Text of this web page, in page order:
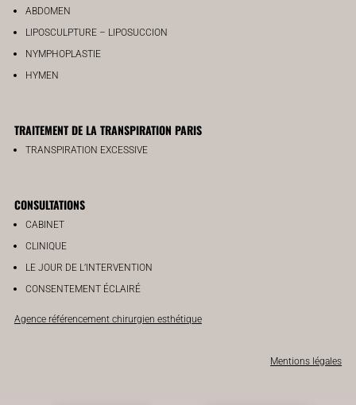
ABDOMEN
LIPOSCULPTURE – LIPOSUCCION
NYMPHOPLASTIE
HYMEN
TRAITEMENT DE LA TRANSPIRATION PARIS
TRANSPIRATION EXCESSIVE
CONSULTATIONS
CABINET
CLINIQUE
LE JOUR DE L’INTERVENTION
CONSENTEMENT ÉCLAIRÉ
Agence référencement chirurgien esthétique
Mentions légales